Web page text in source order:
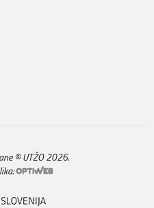
© UTŽO 2026.